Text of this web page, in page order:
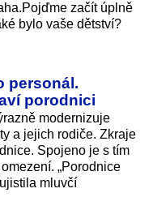
začít úplně
bylo vaše dětství?
personál.
porodnici
modernizuje
a jejich rodiče. Zkraje
Spojeno je s tím
„Porodnice
mluvčí